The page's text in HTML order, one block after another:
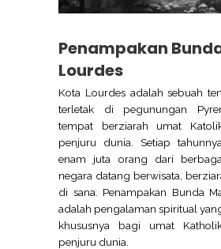
Penampakan
Lourdes
Kota Lourdes adalah sebuah
terletak di pegunungan
tempat berziarah umat
penjuru dunia. Setiap
enam juta orang dari
negara datang berwisata,
di sana. Penampakan Bunda
adalah pengalaman spiritual
khususnya bagi umat
penjuru dunia.